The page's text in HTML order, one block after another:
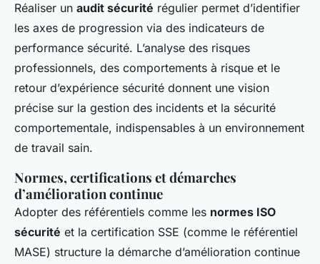
Réaliser un audit sécurité régulier permet d’identifier
les axes de progression via des indicateurs de
performance sécurité. L’analyse des risques
professionnels, des comportements à risque et le
retour d’expérience sécurité donnent une vision
précise sur la gestion des incidents et la sécurité
comportementale, indispensables à un environnement
de travail sain.
Normes, certifications et démarches
d’amélioration continue
Adopter des référentiels comme les normes ISO
sécurité et la certification SSE (comme le référentiel
MASE) structure la démarche d’amélioration continue